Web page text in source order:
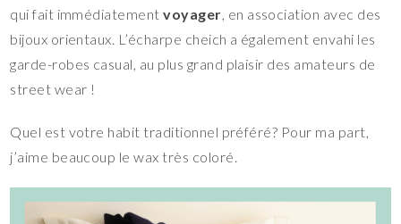
qui fait immédiatementvoyager, en association avec des
bijoux orientaux. L’écharpe cheich a également envahi les
garde-robes casual, au plus grand plaisir des amateurs de
street wear !
Quel est votre habit traditionnel préféré? Pour ma part,
j’aime beaucoup le wax très coloré.